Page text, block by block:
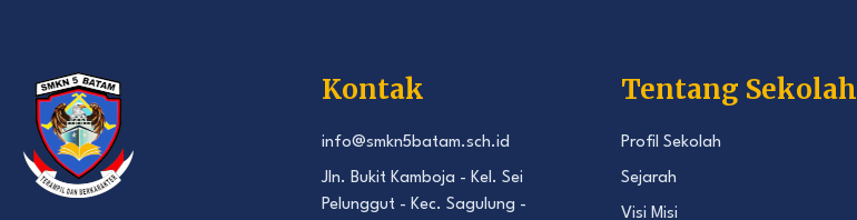
Kontak
info@smkn5batam.sch.id
Jln. Bukit Kamboja - Kel. Sei
Pelunggut - Kec. Sagulung -
Tentang Sekolah
Profil Sekolah
Sejarah
Visi Misi